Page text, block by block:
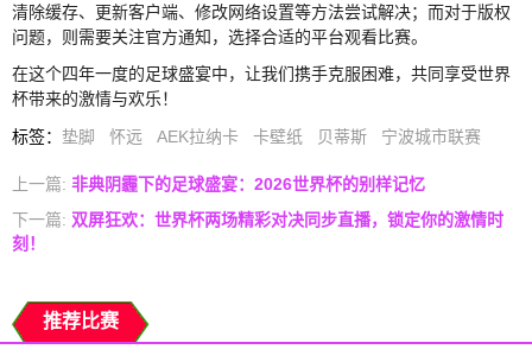
清除缓存、更新客户端、修改网络设置等方法尝试解决；而对于版权
问题，则需要关注官方通知，选择合适的平台观看比赛。
在这个四年一度的足球盛宴中，让我们携手克服困难，共同享受世界
杯带来的激情与欢乐！
标签： 垫脚 怀远 AEK拉纳卡 卡壁纸 贝蒂斯 宁波城市联赛
上一篇: 非典阴霾下的足球盛宴：2026世界杯的别样记忆
下一篇: 双屏狂欢：世界杯两场精彩对决同步直播，锁定你的激情时
刻！
推荐比赛